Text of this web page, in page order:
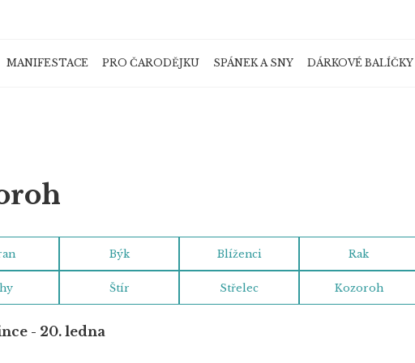
MANIFESTACE PRO ČARODĚJKU SPÁNEK A SNY DÁRKOVÉ BALÍČKY
Býk Blíženci Rak
Štír Střelec Kozoroh
- 20. ledna
Doporučujeme